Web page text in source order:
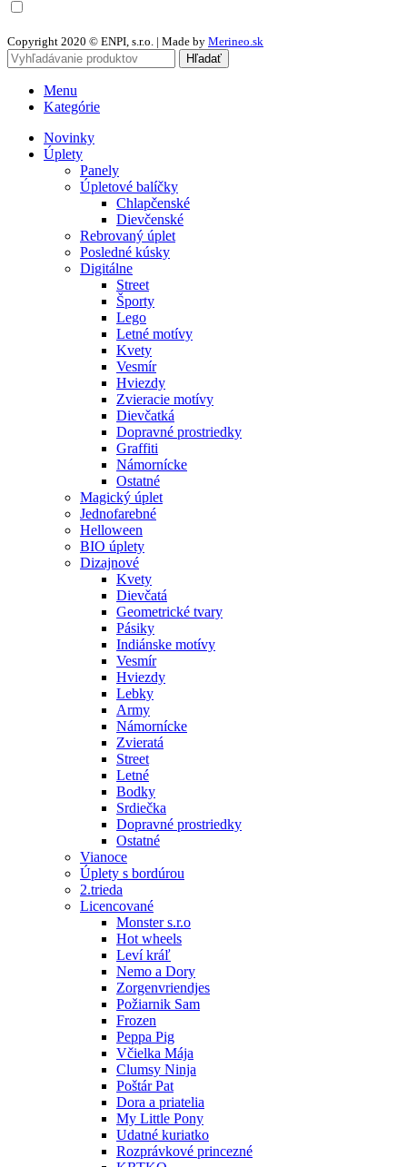
Copyright 2020 © ENPI, s.r.o. | Made by Merineo.sk
Hľadať
Menu
Kategórie
Novinky
Úplety
Panely
Úpletové balíčky
Chlapčenské
Dievčenské
Rebrovaný úplet
Posledné kúsky
Digitálne
Street
Športy
Lego
Letné motívy
Kvety
Vesmír
Hviezdy
Zvieracie motívy
Dievčatká
Dopravné prostriedky
Graffiti
Námornícke
Ostatné
Magický úplet
Jednofarebné
Helloween
BIO úplety
Dizajnové
Kvety
Dievčatá
Geometrické tvary
Pásiky
Indiánske motívy
Vesmír
Hviezdy
Lebky
Army
Námornícke
Zvieratá
Street
Letné
Bodky
Srdiečka
Dopravné prostriedky
Ostatné
Vianoce
Úplety s bordúrou
2.trieda
Licencované
Monster s.r.o
Hot wheels
Leví kráľ
Nemo a Dory
Zorgenvriendjes
Požiarnik Sam
Frozen
Peppa Pig
Včielka Mája
Clumsy Ninja
Poštár Pat
Dora a priatelia
My Little Pony
Udatné kuriatko
Rozprávkové princezné